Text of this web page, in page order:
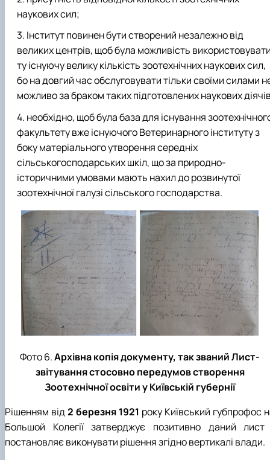
наукових сил;
Інститут повинен бути створений незалежно від
великих центрів, щоб була можливість
ту існуючу велику кількість зоотехнічних наукових сил,
бо на довгий час обслуговувати тільки своїми силами
можливо за браком таких підготовлених наукових
необхідно, щоб була база для існування
факультету вже існуючого Ветеринарного інституту з
боку матеріального утворення середніх
сільськогосподарських шкіл, що за природно-
історичними умовами мають нахил до розвинутої
зоотехнічної галузі сільського господарства.
Фото 6.Архівна копія документу, так званий Лист-
звітування стосовно передумов створення
Зоотехнічної освіти у Київській губернії
Рішенням від2 березня 1921 року Київський губпрофос
Большой Колегії затверджує позитивно даний лист
постановляє виконувати рішення згідно вертикалі влади.